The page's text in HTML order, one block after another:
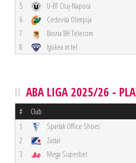
5
U-BT Cluj-Napoca
6
Cedevita Olimpija
7
Bosna BH Telecom
8
Igokea m:tel
ABA LIGA 2025/26 -
# Club
1 Spartak Office Shoes
2
Zadar
3
Mega Superbet